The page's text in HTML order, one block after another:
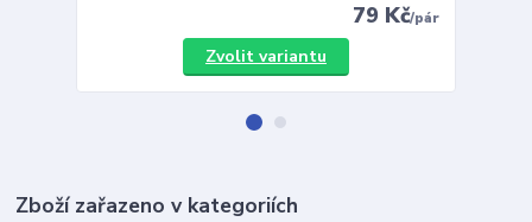
79 Kč/pár
Zvolit variantu
Zboží zařazeno v kategoriích